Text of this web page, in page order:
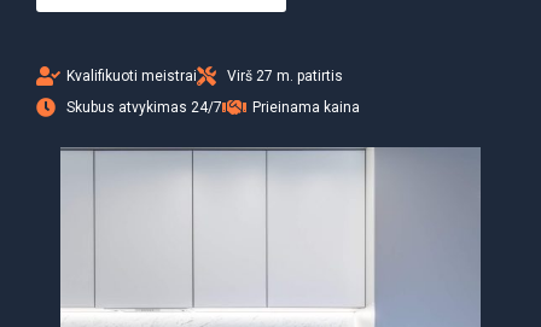
Kvalifikuoti meistrai
Virš 27 m. patirtis
Skubus atvykimas 24/7
Prieinama kaina